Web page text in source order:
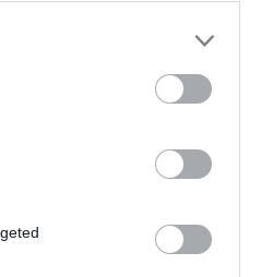
e 2,2005
bel